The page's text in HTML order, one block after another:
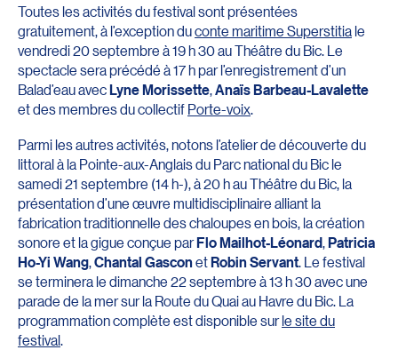
Toutes les activités du festival sont présentées
gratuitement, à l’exception duconte maritime Superstitiale
vendredi 20 septembre à 19 h 30 au Théâtre du Bic. Le
spectacle sera précédé à 17 h par l’enregistrement d’un
Balad’eau avecLyne Morissette,Anaïs Barbeau-Lavalette
et des membres du collectifPorte-voix.
Parmi les autres activités, notons l’atelier de découverte du
littoral à la Pointe-aux-Anglais du Parc national du Bic le
samedi 21 septembre (14 h-), à 20 h au Théâtre du Bic, la
présentation d’une œuvre multidisciplinaire alliant la
fabrication traditionnelle des chaloupes en bois, la création
sonore et la gigue conçue parFlo Mailhot-Léonard,Patricia
Ho-Yi Wang,Chantal GasconetRobin Servant. Le festival
se terminera le dimanche 22 septembre à 13 h 30 avec une
parade de la mer sur la Route du Quai au Havre du Bic. La
programmation complète est disponible surle site du
festival.